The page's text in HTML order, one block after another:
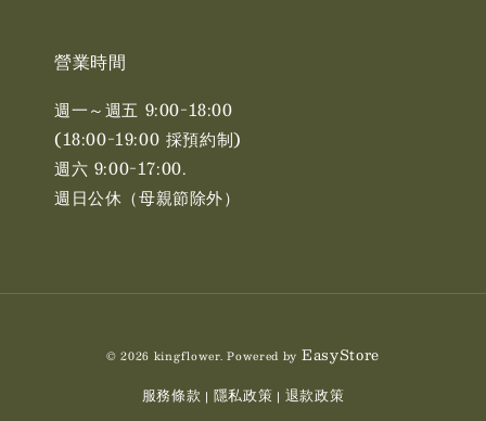
營業時間
週一～週五 9:00-18:00
(18:00-19:00 採預約制)
週六 9:00-17:00. ​​
週日公休（母親節除外）
© 2026 kingflower. Powered by EasyStore
服務條款 | 隱私政策 | 退款政策